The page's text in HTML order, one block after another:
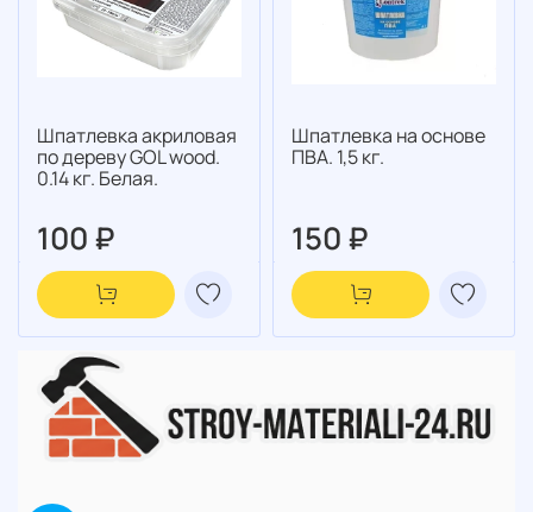
Шпатлевка акриловая
по дереву GOL wood.
0.14 кг. Белая.
100 ₽
Шпатлевка на основе
ПВА. 1,5 кг.
150 ₽